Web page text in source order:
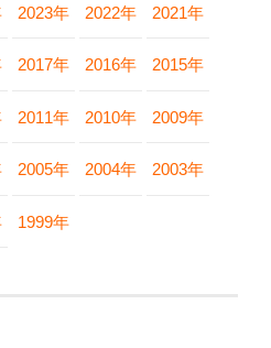
2023年 2022年 2021年
2017年 2016年 2015年
2011年 2010年 2009年
2005年 2004年 2003年
1999年